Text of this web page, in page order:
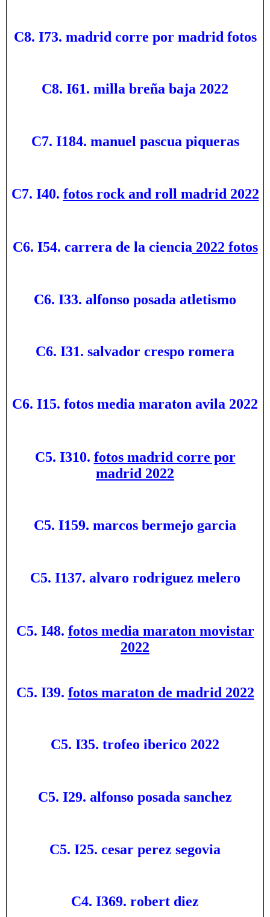
C8. I73. madrid corre por madrid fotos
C8. I61. milla breña baja 2022
C7. I184. manuel pascua piqueras
C7. I40. fotos rock and roll madrid 2022
C6. I54. carrera de la ciencia 2022 fotos
C6. I33. alfonso posada atletismo
C6. I31. salvador crespo romera
C6. I15. fotos media maraton avila 2022
C5. I310. fotos madrid corre por
madrid 2022
C5. I159. marcos bermejo garcia
C5. I137. alvaro rodriguez melero
C5. I48. fotos media maraton movistar
2022
C5. I39. fotos maraton de madrid 2022
C5. I35. trofeo iberico 2022
C5. I29. alfonso posada sanchez
C5. I25. cesar perez segovia
C4. I369. robert diez